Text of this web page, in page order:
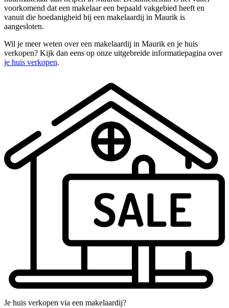
voorkomend dat een makelaar een bepaald vakgebied heeft en
vanuit die hoedanigheid bij een makelaardij in Maurik is
aangesloten.
Wil je meer weten over een makelaardij in Maurik en je huis
verkopen? Kijk dan eens op onze uitgebreide informatiepagina over
je huis verkopen.
Je huis verkopen via een makelaardij?